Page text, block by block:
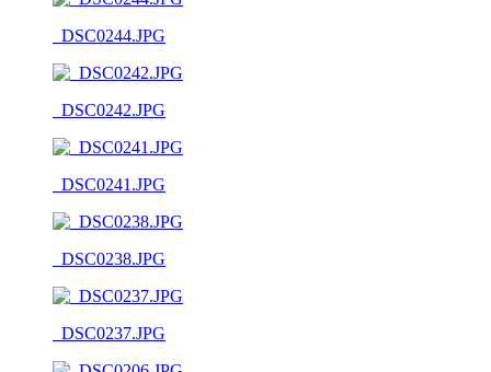
_DSC0244.JPG
_DSC0242.JPG
_DSC0241.JPG
_DSC0238.JPG
_DSC0237.JPG